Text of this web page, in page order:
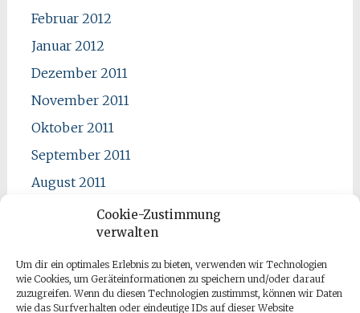
Cookie-Zustimmung
verwalten
Um dir ein optimales Erlebnis zu bieten, verwenden wir Technologien
wie Cookies, um Geräteinformationen zu speichern und/oder darauf
zuzugreifen. Wenn du diesen Technologien zustimmst, können wir Daten
wie das Surfverhalten oder eindeutige IDs auf dieser Website
Februar 2012
Januar 2012
Dezember 2011
November 2011
Oktober 2011
September 2011
August 2011
Mai 2011
April 2011